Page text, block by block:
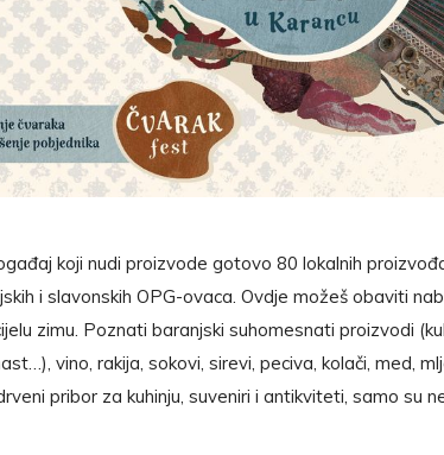
koji nudi proizvode gotovo 80 lokalnih
i slavonskih OPG-ovaca. Ovdje možeš obaviti
zimu. Poznati baranjski suhomesnati proizvodi
vino, rakija, sokovi, sirevi, peciva, kolači, med,
pribor za kuhinju, suveniri i antikviteti, samo su